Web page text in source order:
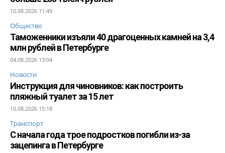
10.08.2026 11:49
Общество
Таможенники изъяли 40 драгоценных камней на 3,4
млн рублей в Петербурге
04.08.2026 13:04
Новости
Инструкция для чиновников: как построить
пляжный туалет за 15 лет
10.08.2026 15:18
Транспорт
С начала года трое подростков погибли из-за
зацепинга в Петербурге